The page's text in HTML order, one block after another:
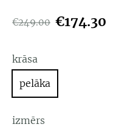
€249.00 €174.30
krāsa
pelāka
izmērs